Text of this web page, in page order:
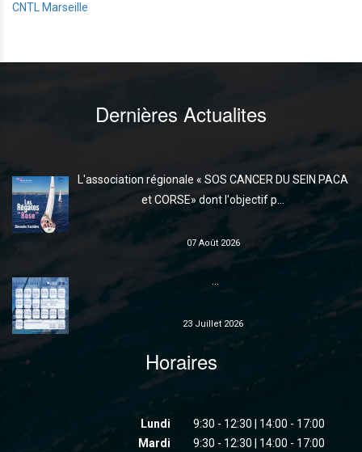
CNTL Marseille
Dernières Actualites
L'association régionale « SOS CANCER DU SEIN PACA
et CORSE» dont l'objectif p...
07 Août 2026
...
23 Juillet 2026
Horaires
Lundi
9:30 - 12:30 | 14:00 - 17:00
Mardi
9:30 - 12:30 | 14:00 - 17:00